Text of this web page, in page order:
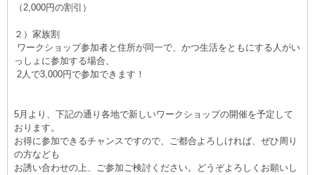
（2,000円の割引）
２）家族割
ワークショップ参加者と住所が同一で、かつ生活をともにする人がい
っしょに参加する場合、
2人で3,000円で参加できます！
5月より、下記の通り各地で新しいワークショップの開催を予定して
おります。
お得に参加できるチャンスですので、ご都合よろしければ、ぜひ周り
の方なども
お誘い合わせの上、ご参加ご検討ください。どうぞよろしくお願いし